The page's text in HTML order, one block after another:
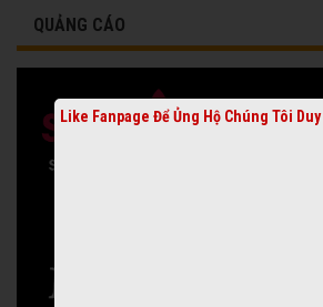
QUẢNG CÁO
Like Fanpage Để Ủng Hộ Chúng Tôi